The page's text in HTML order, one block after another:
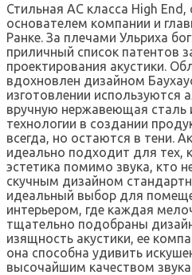
Стильная АС класса High End,
основателем компании и
Ранке. За плечами Ульриха
приличный список патентов
проектирования акустики.
вдохновлен дизайном
изготовлении используются
вручную нержавеющая сталь
технологии в создании
всегда, но остаются в тени.
идеально подходит для тех,
эстетика помимо звука, кто
скучным дизайном
идеальный выбор для
интерьером, где каждая
тщательно подобраны
изящность акустики, ее
она способна удивить
высочайшим качеством